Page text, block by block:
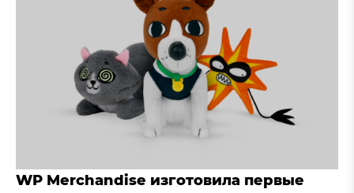
WP Merchandise изготовила первые